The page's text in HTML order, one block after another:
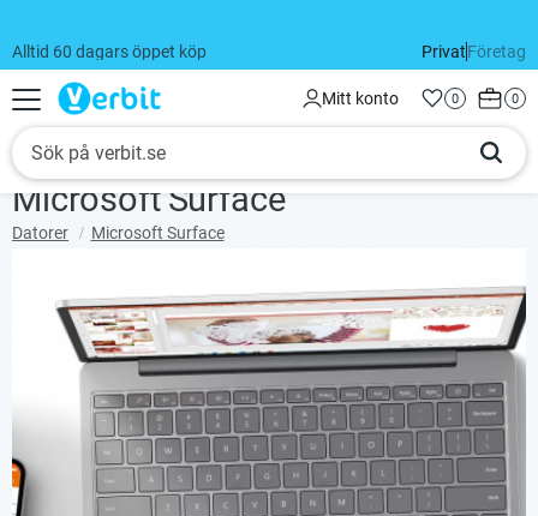
Meny
Alltid 60 dagars öppet köp PrivatFöretag
Mitt konto Favoriter
Antal
0 0
Microsoft Surface
Datorer Microsoft Surface